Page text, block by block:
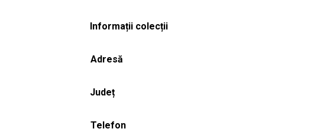
Informații colecții
Adresă
Județ
Telefon